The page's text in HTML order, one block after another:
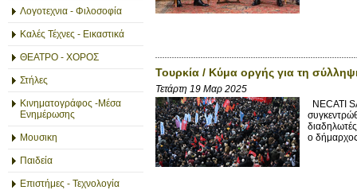
Λογοτεχνια - Φιλοσοφία
Καλές Τέχνες - Εικαστικά
ΘΕΑΤΡΟ - ΧΟΡΟΣ
Στήλες
Κινηματογράφος -Μέσα
Ενημέρωσης
Μουσικη
Παιδεία
Επιστήμες - Τεχνολογία
Τουρκία / Κύμα οργής για τη
Τετάρτη 19 Μαρ 2025
NECATI
ο